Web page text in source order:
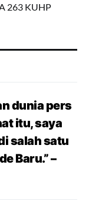
263 KUHP
dunia pers
itu, saya
salah satu
Baru.”–